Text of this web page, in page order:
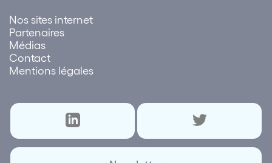
Nos sites internet
Partenaires
Médias
Contact
Mentions légales